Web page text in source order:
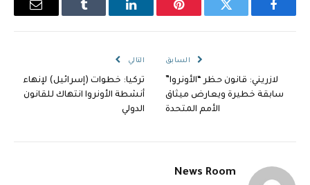
فيسبوك تويتر بينتيريستلينكدإن Tumblr
البريد
السابق
لازريني: قانون حظر “الأونروا”
سابقة خطيرة ويعارض ميثاق
الأمم المتحدة
التالي
تركيا: خطوات (إسرائيل) لإنهاء
أنشطة الأونروا انتهاك للقانون
الدولي
News Room